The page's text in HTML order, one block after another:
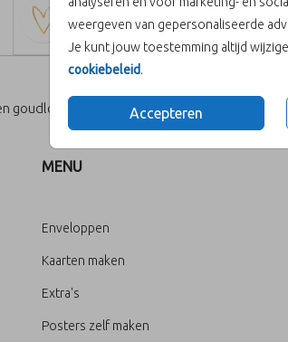
weergeven van gepersonaliseerde
Je kunt jouw toestemming altijd
cookiebeleid.
Accepteren
goudlook hartje.
MENU
Enveloppen
Kaarten maken
Extra's
Posters zelf maken